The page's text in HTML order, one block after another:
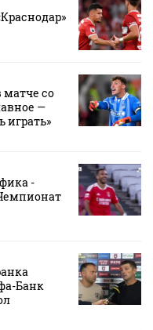
со
—
играть»
-
Банк